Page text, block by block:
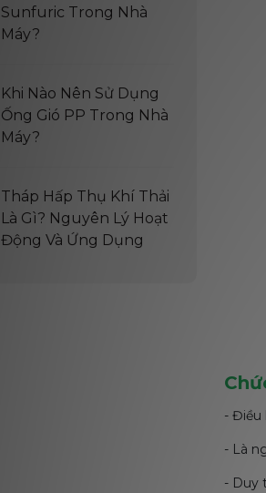
- Điều
- Là
- Duy
Sunfuric Trong Nhà
Máy?
Khi Nào Nên Sử Dụng
Ống Gió PP Trong Nhà
Máy?
Tháp Hấp Thụ Khí Thải
Là Gì? Nguyên Lý Hoạt
Động Và Ứng Dụng